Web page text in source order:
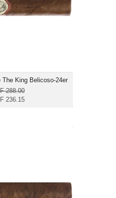
The King Belicoso-24er
288.00
236.15
Ringmass: 52
Länge: 14
Format: Gordo
Ringmass: 60